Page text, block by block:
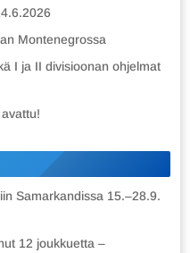
Montenegrossa
I ja II divisioonan ohjelmat
Samarkandissa 15.–28.9.
12 joukkuetta –